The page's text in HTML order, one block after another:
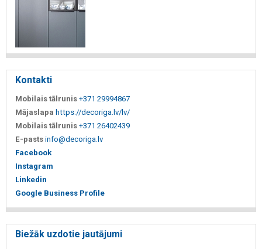
Kontakti
Mobilais tālrunis +371 29994867
Mājaslapa https://decoriga.lv/lv/
Mobilais tālrunis +371 26402439
E-pasts info@decoriga.lv
Facebook
Instagram
Linkedin
Google Business Profile
Biežāk uzdotie jautājumi